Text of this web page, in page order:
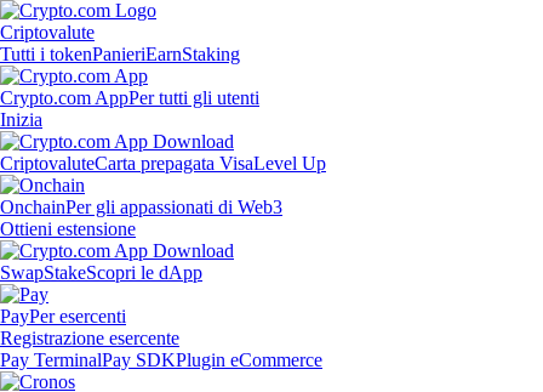
Criptovalute
Tutti i tokenPanieriEarnStaking
Crypto.com AppPer tutti gli utenti
Inizia
CriptovaluteCarta prepagata VisaLevel Up
OnchainPer gli appassionati di Web3
Ottieni estensione
SwapStakeScopri le dApp
PayPer esercenti
Registrazione esercente
Pay TerminalPay SDKPlugin eCommerce